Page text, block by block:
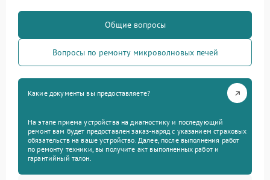
Общие вопросы
Вопросы по ремонту микроволновых печей
Какие документы вы предоставляете?
На этапе приема устройства на диагностику и последующий
ремонт вам будет предоставлен заказ-наряд с указанием страховых
обязательств на ваше устройство. Далее, после выполнения работ
по ремонту техники, вы получите акт выполненных работ и
гарантийный талон.